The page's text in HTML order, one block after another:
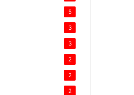
5
3
3
2
2
2